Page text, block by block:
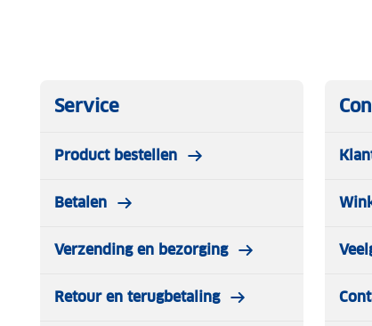
Service
Product bestellen
Betalen
Verzending en bezorging
Retour en terugbetaling